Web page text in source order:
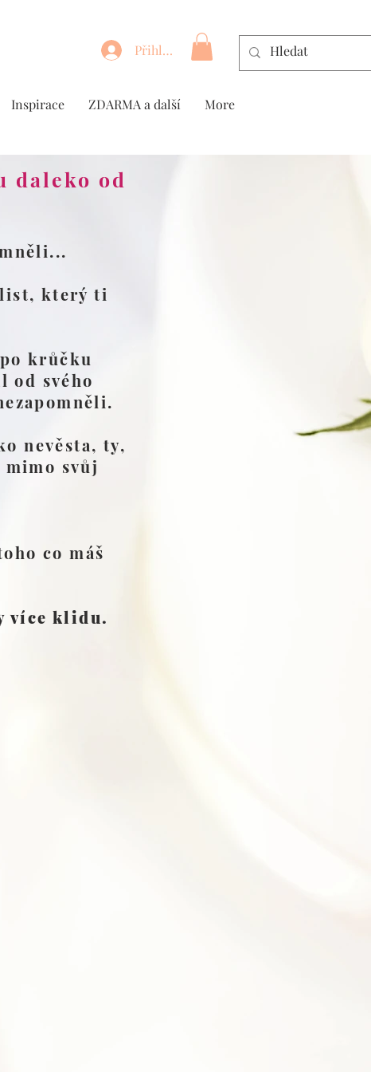
Inspirace ZDARMA a další More
Přihlásit se
daleko od
který ti
krůčku
od svého
nevěsta, ty,
svůj
co máš
více klidu.